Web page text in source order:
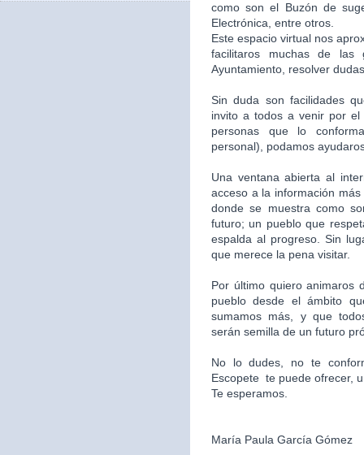
como son el Buzón de
Electrónica, entre otros.
Este espacio virtual nos
facilitaros muchas de
Ayuntamiento, resolver
Sin duda son facilidades
invito a todos a venir por
personas que lo
personal), podamos
Una ventana abierta al
acceso a la información
donde se muestra como
futuro; un pueblo que
espalda al progreso. Sin
que merece la pena visitar.
Por último quiero animaros
pueblo desde el ámbito
sumamos más, y que
serán semilla de un futuro
No lo dudes, no te
Escopete te puede ofrecer,
Te esperamos.
María Paula García Gómez